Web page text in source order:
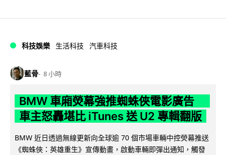
科技娛樂 生活科技 汽車科技
藍骨 8 小時
BMW 車廂熒幕強推蜘蛛俠電影廣告
車主怒轟堪比 iTunes 送 U2 專輯翻版
BMW 近日透過無線更新向全球逾 70 個市場車輛中控熒幕推送
《蜘蛛俠：英雄重生》宣傳動畫，啟動車輛即彈出通知，觸發